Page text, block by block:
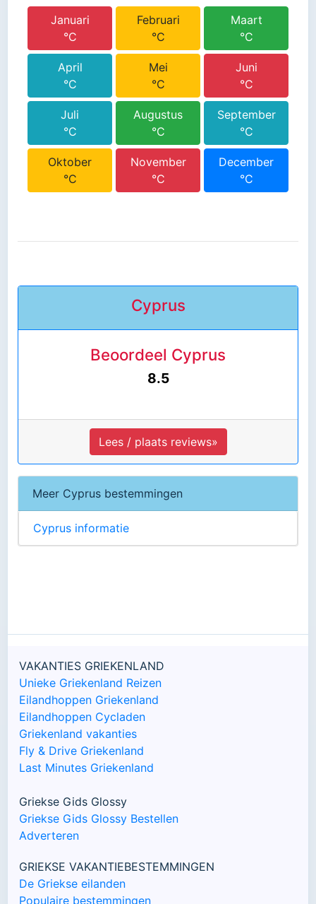
Januari
°C
Februari
°C
Maart
°C
April
°C
Mei
°C
Juni
°C
Juli
°C
Augustus
°C
September
°C
Oktober
°C
November
°C
December
°C
Cyprus
Beoordeel Cyprus
8.5
Lees / plaats reviews»
Meer Cyprus bestemmingen
Cyprus informatie
VAKANTIES GRIEKENLAND
Unieke Griekenland Reizen
Eilandhoppen Griekenland
Eilandhoppen Cycladen
Griekenland vakanties
Fly & Drive Griekenland
Last Minutes Griekenland
Griekse Gids Glossy
Griekse Gids Glossy Bestellen
Adverteren
GRIEKSE VAKANTIEBESTEMMINGEN
De Griekse eilanden
Populaire bestemmingen